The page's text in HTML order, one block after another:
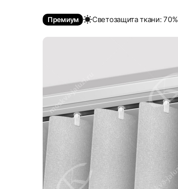
Премиум Cветозащита ткани: 70%